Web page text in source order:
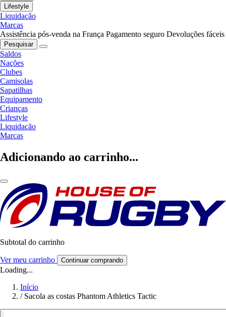
Lifestyle
Liquidação
Marcas
Assistência pós-venda na França Pagamento seguro Devoluções fáceis
Pesquisar
Saldos
Nações
Clubes
Camisolas
Sapatilhas
Equipamento
Crianças
Lifestyle
Liquidação
Marcas
Adicionando ao carrinho...
Subtotal do carrinho
Ver meu carrinho Continuar comprando
Loading...
Início
/ Sacola as costas Phantom Athletics Tactic